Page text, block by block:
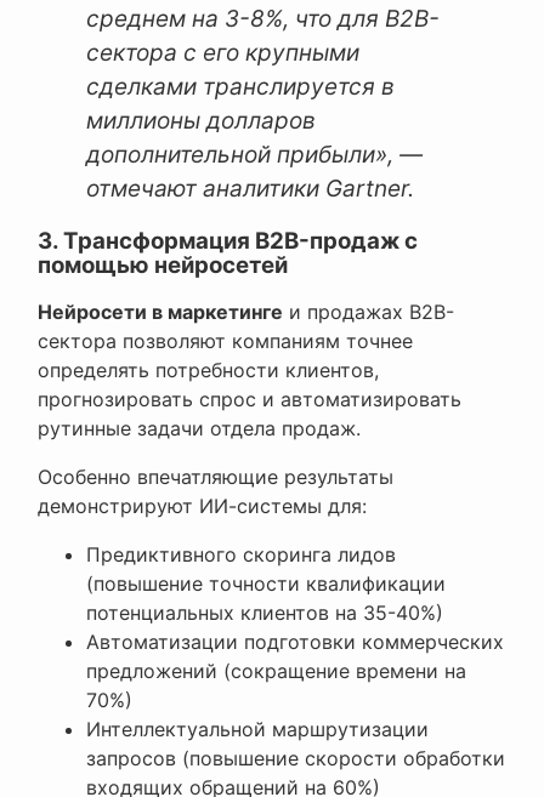
среднем на 3-8%, что для B2B-
сектора с его крупными
сделками транслируется в
миллионы долларов
дополнительной прибыли», —
отмечают аналитики Gartner.
3. Трансформация B2B-продаж с
помощью нейросетей
Нейросети в маркетинге и продажах B2B-
сектора позволяют компаниям точнее
определять потребности клиентов,
прогнозировать спрос и автоматизировать
рутинные задачи отдела продаж.
Особенно впечатляющие результаты
демонстрируют ИИ-системы для:
Предиктивного скоринга лидов
(повышение точности квалификации
потенциальных клиентов на 35-40%)
Автоматизации подготовки коммерческих
предложений (сокращение времени на
70%)
Интеллектуальной маршрутизации
запросов (повышение скорости обработки
входящих обращений на 60%)